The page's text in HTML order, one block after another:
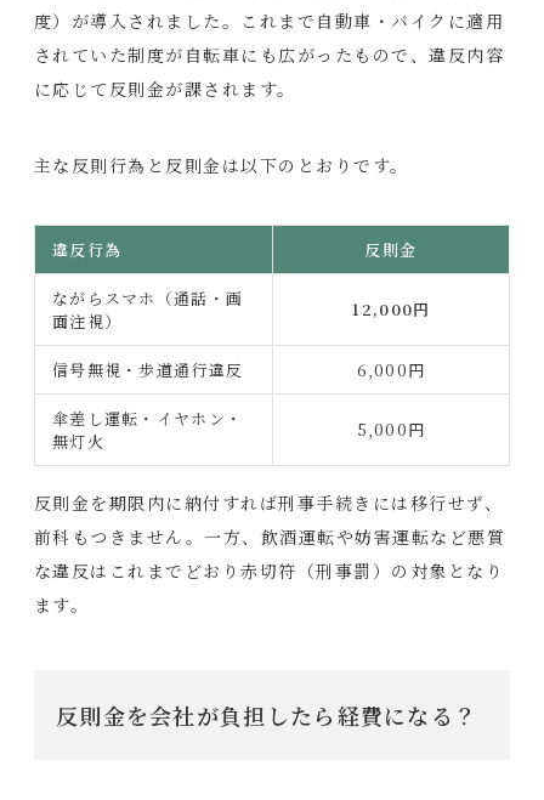
度）が導入されました。これまで自動車・バイクに適用
されていた制度が自転車にも広がったもので、違反内容
に応じて反則金が課されます。
主な反則行為と反則金は以下のとおりです。
違反行為 反則金
ながらスマホ（通話・画
面注視）
12,000円
信号無視・歩道通行違反 6,000円
傘差し運転・イヤホン・
無灯火
5,000円
反則金を期限内に納付すれば刑事手続きには移行せず、
前科もつきません。一方、飲酒運転や妨害運転など悪質
な違反はこれまでどおり赤切符（刑事罰）の対象となり
ます。
反則金を会社が負担したら経費になる？